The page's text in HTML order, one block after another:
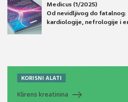
Medicus (1/2025)
Od nevidljivog do
kardiologije, nefrologije i
KORISNI ALATI
Klirens kreatinina